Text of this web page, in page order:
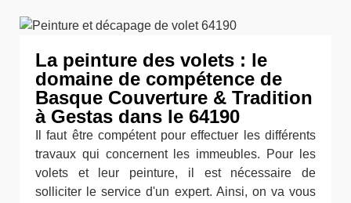
La peinture des volets : le
domaine de compétence de
Basque Couverture & Tradition
à Gestas dans le 64190
Il faut être compétent pour effectuer les différents
travaux qui concernent les immeubles. Pour les
volets et leur peinture, il est nécessaire de
solliciter le service d'un expert. Ainsi, on va vous